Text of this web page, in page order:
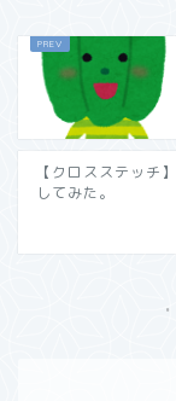
【クロスステッチ
してみた。